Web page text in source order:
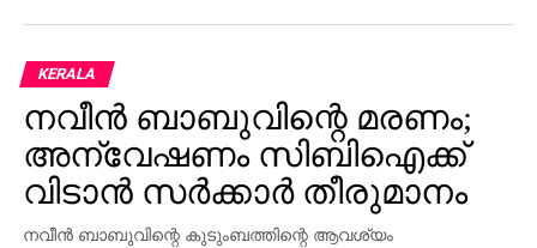
KERALA
നവീന്‍ ബാബുവിന്റെ മരണം;
അന്വേഷണം സിബിഐക്ക്
വിടാന്‍ സര്‍ക്കാര്‍ തീരുമാനം
നവീന്‍ ബാബുവിന്റെ കുടുംബത്തിന്റെ ആവശ്യം